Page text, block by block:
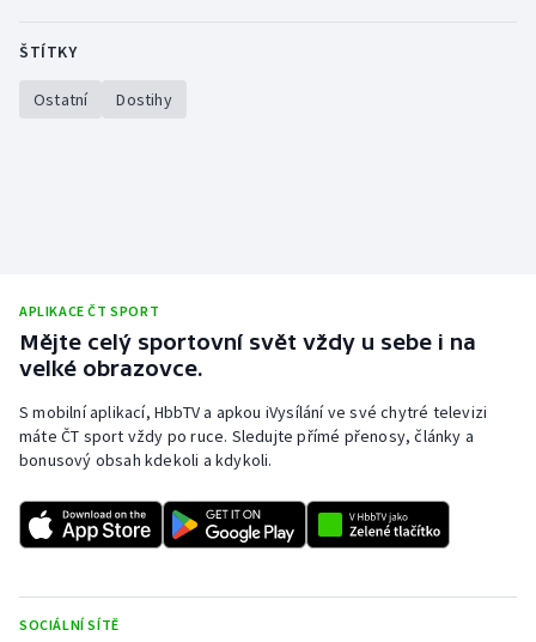
Olympijské hry
Ragby
Rychlobruslení
Rychlostní kanoistika
Sportovní střelba
ŠTÍTKY
Ostatní Dostihy
APLIKACE ČT SPORT
Mějte celý sportovní svět vždy u sebe i na
velké obrazovce.
S mobilní aplikací, HbbTV a apkou iVysílání ve své chytré televizi
máte ČT sport vždy po ruce. Sledujte přímé přenosy, články a
bonusový obsah kdekoli a kdykoli.
SOCIÁLNÍ SÍTĚ